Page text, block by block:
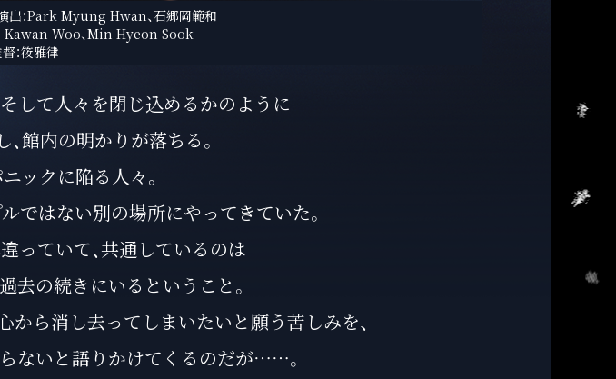
出：Park Myung Hwan、石郷岡範和
Kawan Woo、Min Hyeon Sook
：筱雅律
して人々を閉じ込めるかのように
館内の明かりが落ちる。
ックに陥る人々。
ではない別の場所にやってきていた。
っていて、共通しているのは
去の続きにいるということ。
から消し去ってしまいたいと願う苦しみを、
ないと語りかけてくるのだが……。